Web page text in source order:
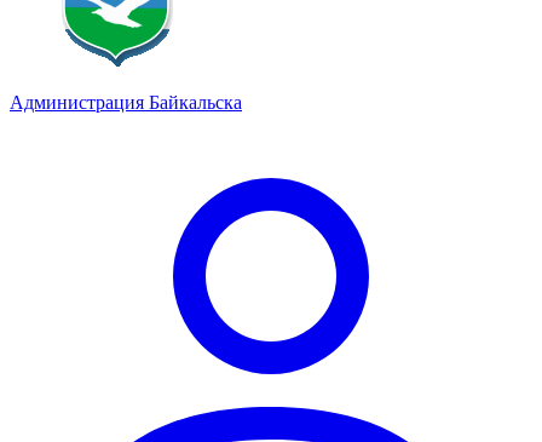
Администрация Байкальска